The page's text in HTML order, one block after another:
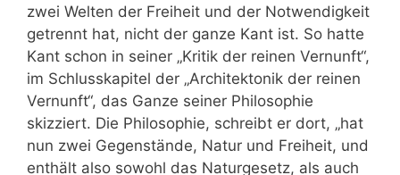
zwei Welten der Freiheit und der Notwendigkeit
getrennt hat, nicht der ganze Kant ist. So hatte
Kant schon in seiner „Kritik der reinen Vernunft“,
im Schlusskapitel der „Architektonik der reinen
Vernunft“, das Ganze seiner Philosophie
skizziert. Die Philosophie, schreibt er dort, „hat
nun zwei Gegenstände, Natur und Freiheit, und
enthält also sowohl das Naturgesetz, als auch